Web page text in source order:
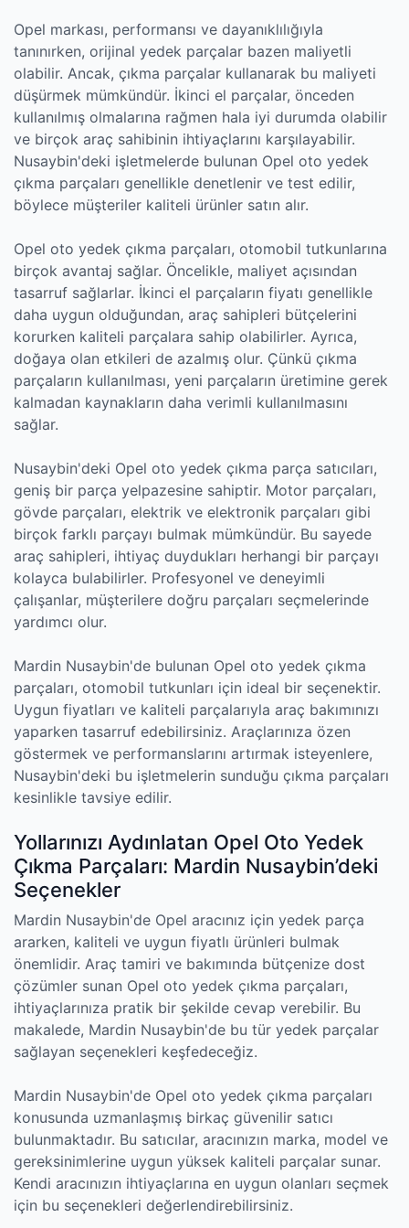
Opel markası, performansı ve dayanıklılığıyla
tanınırken, orijinal yedek parçalar bazen maliyetli
olabilir. Ancak, çıkma parçalar kullanarak bu maliyeti
düşürmek mümkündür. İkinci el parçalar, önceden
kullanılmış olmalarına rağmen hala iyi durumda olabilir
ve birçok araç sahibinin ihtiyaçlarını karşılayabilir.
Nusaybin'deki işletmelerde bulunan Opel oto yedek
çıkma parçaları genellikle denetlenir ve test edilir,
böylece müşteriler kaliteli ürünler satın alır.
Opel oto yedek çıkma parçaları, otomobil tutkunlarına
birçok avantaj sağlar. Öncelikle, maliyet açısından
tasarruf sağlarlar. İkinci el parçaların fiyatı genellikle
daha uygun olduğundan, araç sahipleri bütçelerini
korurken kaliteli parçalara sahip olabilirler. Ayrıca,
doğaya olan etkileri de azalmış olur. Çünkü çıkma
parçaların kullanılması, yeni parçaların üretimine gerek
kalmadan kaynakların daha verimli kullanılmasını
sağlar.
Nusaybin'deki Opel oto yedek çıkma parça satıcıları,
geniş bir parça yelpazesine sahiptir. Motor parçaları,
gövde parçaları, elektrik ve elektronik parçaları gibi
birçok farklı parçayı bulmak mümkündür. Bu sayede
araç sahipleri, ihtiyaç duydukları herhangi bir parçayı
kolayca bulabilirler. Profesyonel ve deneyimli
çalışanlar, müşterilere doğru parçaları seçmelerinde
yardımcı olur.
Mardin Nusaybin'de bulunan Opel oto yedek çıkma
parçaları, otomobil tutkunları için ideal bir seçenektir.
Uygun fiyatları ve kaliteli parçalarıyla araç bakımınızı
yaparken tasarruf edebilirsiniz. Araçlarınıza özen
göstermek ve performanslarını artırmak isteyenlere,
Nusaybin'deki bu işletmelerin sunduğu çıkma parçaları
kesinlikle tavsiye edilir.
Yollarınızı Aydınlatan Opel Oto Yedek
Çıkma Parçaları: Mardin Nusaybin’deki
Seçenekler
Mardin Nusaybin'de Opel aracınız için yedek parça
ararken, kaliteli ve uygun fiyatlı ürünleri bulmak
önemlidir. Araç tamiri ve bakımında bütçenize dost
çözümler sunan Opel oto yedek çıkma parçaları,
ihtiyaçlarınıza pratik bir şekilde cevap verebilir. Bu
makalede, Mardin Nusaybin'de bu tür yedek parçalar
sağlayan seçenekleri keşfedeceğiz.
Mardin Nusaybin'de Opel oto yedek çıkma parçaları
konusunda uzmanlaşmış birkaç güvenilir satıcı
bulunmaktadır. Bu satıcılar, aracınızın marka, model ve
gereksinimlerine uygun yüksek kaliteli parçalar sunar.
Kendi aracınızın ihtiyaçlarına en uygun olanları seçmek
için bu seçenekleri değerlendirebilirsiniz.